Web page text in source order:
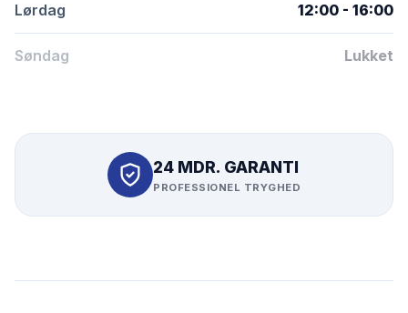
Lørdag 12:00 - 16:00
Søndag Lukket
24 MDR. GARANTI
PROFESSIONEL TRYGHED